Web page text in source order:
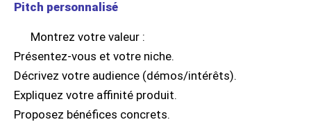
Pitch personnalisé
Montrez votre valeur :
Présentez-vous et votre niche.
Décrivez votre audience (démos/intérêts).
Expliquez votre affinité produit.
Proposez bénéfices concrets.